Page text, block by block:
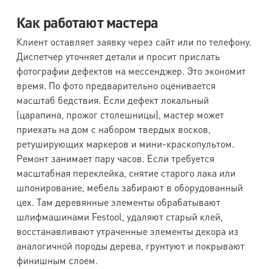
Как работают мастера
Клиент оставляет заявку через сайт или по телефону.
Диспетчер уточняет детали и просит прислать
фотографии дефектов на мессенджер. Это экономит
время. По фото предварительно оценивается
масштаб бедствия. Если дефект локальный
(царапина, прожог столешницы), мастер может
приехать на дом с набором твердых восков,
ретуширующих маркеров и мини-краскопультом.
Ремонт занимает пару часов. Если требуется
масштабная переклейка, снятие старого лака или
шпонирование, мебель забирают в оборудованный
цех. Там деревянные элементы обрабатывают
шлифмашинами Festool, удаляют старый клей,
восстанавливают утраченные элементы декора из
аналогичной породы дерева, грунтуют и покрывают
финишным слоем.